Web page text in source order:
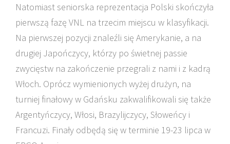
Natomiast seniorska reprezentacja Polski skończyła
pierwszą fazę VNL na trzecim miejscu w klasyfikacji.
Na pierwszej pozycji znaleźli się Amerykanie, a na
drugiej Japończycy, którzy po świetnej passie
zwycięstw na zakończenie przegrali z nami i z kadrą
Włoch. Oprócz wymienionych wyżej drużyn, na
turniej finałowy w Gdańsku zakwalifikowali się także
Argentyńczycy, Włosi, Brazylijczycy, Słoweńcy i
Francuzi. Finały odbędą się w terminie 19-23 lipca w